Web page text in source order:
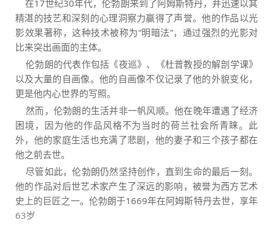
在17世纪30年代，伦勃朗来到了阿姆斯特丹，并迅速以其
精湛的技艺和深刻的心理洞察力赢得了声誉。他的作品以光
影效果著称，这种技术被称为“明暗法”，通过强烈的光影对
比来突出画面的主体。
伦勃朗的代表作包括《夜巡》、《杜普教授的解剖学课》
以及大量的自画像。他的自画像不仅记录了他的外貌变化，
更是他内心世界的写照。
然而，伦勃朗的生活并非一帆风顺。他在晚年遭遇了经济
困境，因为他的作品风格不为当时的荷兰社会所青睐。此
外，他的家庭生活也充满了悲剧，他的妻子和三个孩子都在
他之前去世。
尽管如此，伦勃朗仍然坚持创作，直到生命的最后一刻。
他的作品对后世艺术家产生了深远的影响，被誉为西方艺术
史上的巨匠之一。伦勃朗于1669年在阿姆斯特丹去世，享年
63岁